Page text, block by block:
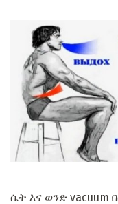
ሴት እና ወንድ vacuum